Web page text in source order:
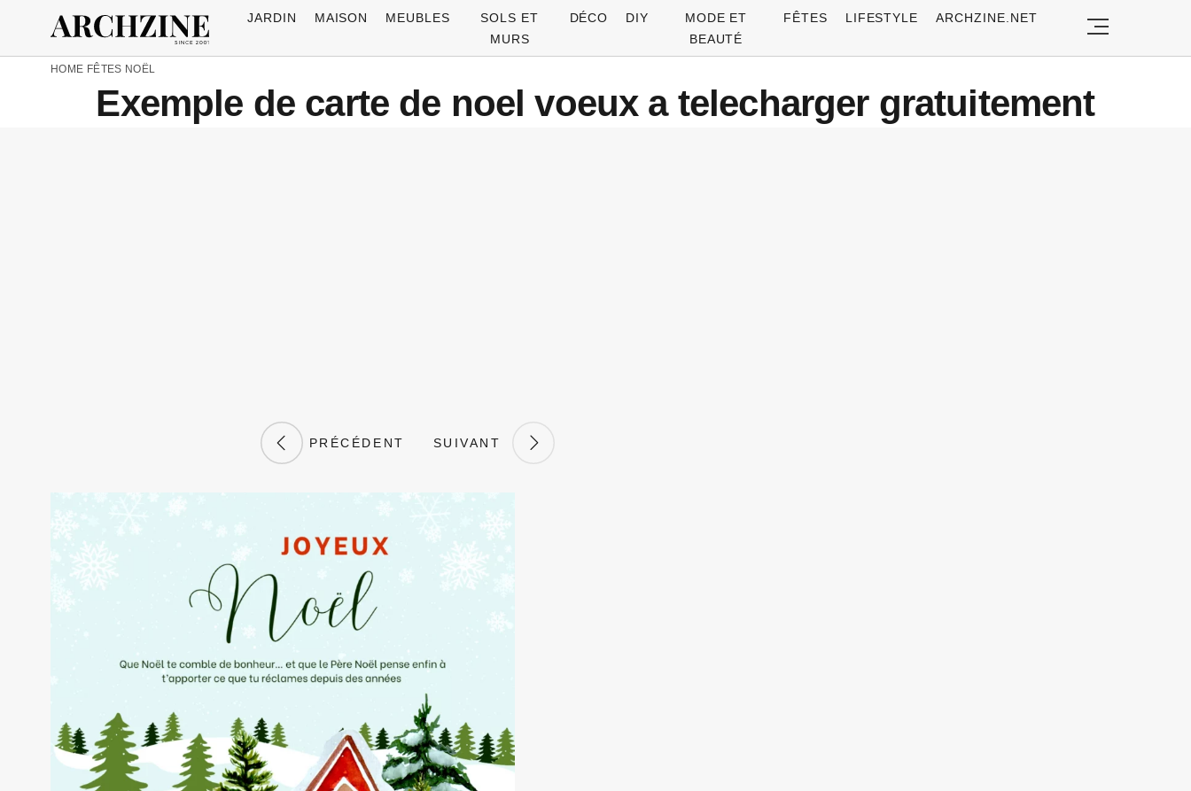
JARDIN MAISON MEUBLES
SOLS ET
MURS
DÉCO DIY
MODE ET
BEAUTÉ
FÊTES LIFESTYLE ARCHZINE.NET
HOME FÊTES NOËL
Exemple de carte de noel voeux a telecharger gratuitement
PRÉCÉDENT SUIVANT